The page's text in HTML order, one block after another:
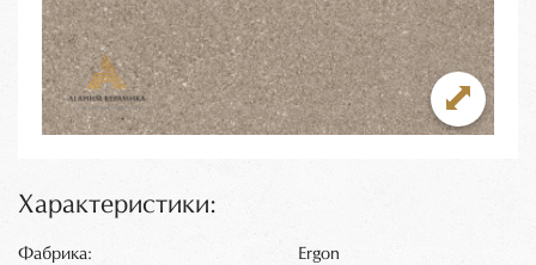
Характеристики:
Фабрика: Ergon